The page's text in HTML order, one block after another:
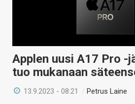
Applen uusi A17 Pro -
tuo mukanaan
13.9.2023 - 08:21 /Petrus Laine